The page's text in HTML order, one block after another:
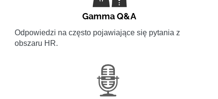
Gamma Q&A
Odpowiedzi na często pojawiające się pytania z
obszaru HR.